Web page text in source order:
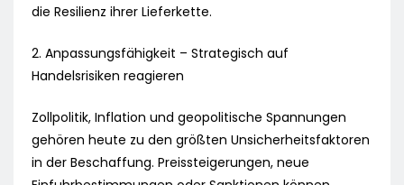
die Resilienz ihrer Lieferkette.
2. Anpassungsfähigkeit – Strategisch auf
Handelsrisiken reagieren
Zollpolitik, Inflation und geopolitische Spannungen
gehören heute zu den größten Unsicherheitsfaktoren
in der Beschaffung. Preissteigerungen, neue